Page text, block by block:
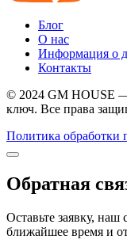
Блог
О нас
Информация о
Контакты
© 2024 GM HOUSE —
ключ. Все права
Политика обработки
Обратная
Оставьте заявку, наш
ближайшее время и